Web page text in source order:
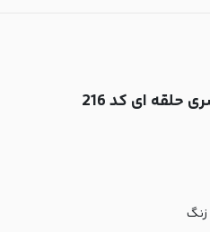
ای کد 216